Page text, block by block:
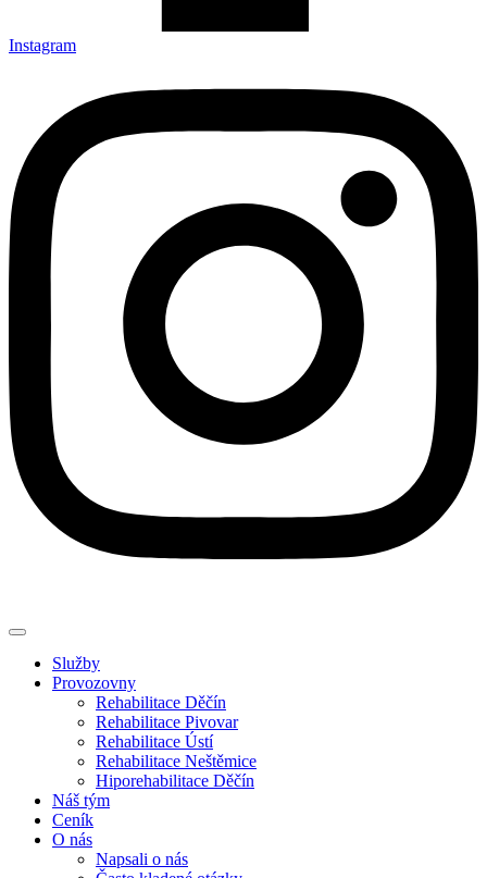
Instagram
Služby
Provozovny
Rehabilitace Děčín
Rehabilitace Pivovar
Rehabilitace Ústí
Rehabilitace Neštěmice
Hiporehabilitace Děčín
Náš tým
Ceník
O nás
Napsali o nás